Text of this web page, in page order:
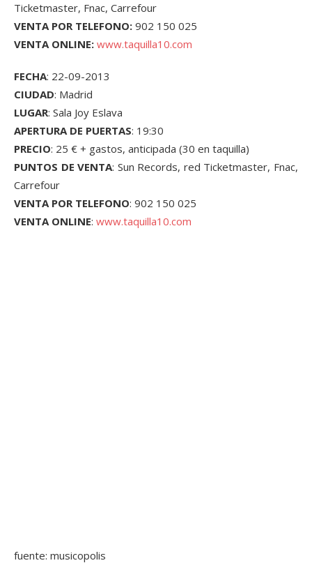
Ticketmaster, Fnac, Carrefour
VENTA POR TELEFONO: 902 150 025
VENTA ONLINE: www.taquilla10.com
FECHA: 22-09-2013
CIUDAD: Madrid
LUGAR: Sala Joy Eslava
APERTURA DE PUERTAS: 19:30
PRECIO: 25 € + gastos, anticipada (30 en taquilla)
PUNTOS DE VENTA: Sun Records, red Ticketmaster, Fnac,
Carrefour
VENTA POR TELEFONO: 902 150 025
VENTA ONLINE: www.taquilla10.com
fuente: musicopolis